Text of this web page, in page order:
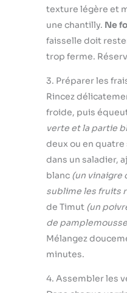
texture légère et
une chantilly. Ne
faisselle doit
trop ferme.
3. Préparer les
Rincez
froide, puis
verte et la partie
deux ou en
dans un saladier,
blanc (un vinaigre
sublime les fruits
de Timut (un
de
Mélangez
minutes.
4. Assembler les